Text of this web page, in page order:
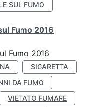
SUL FUMO
Fumo 2016
Fumo 2016
SIGARETTA
DA FUMO
VIETATO FUMARE